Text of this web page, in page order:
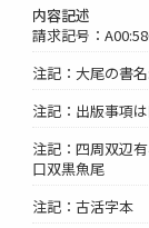
内容記述
請求記号：
注記：大尾の書
注記：出版事項
注記：四周双辺
口双黒魚尾
注記：古活字本